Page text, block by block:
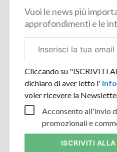
Vuoi le news più
approfondimenti e le
aziendale
Cliccando su "ISCRIVITI
dichiaro di aver letto l'
voler ricevere la
Acconsento all'invio
promozionali e
ISCRIVITI